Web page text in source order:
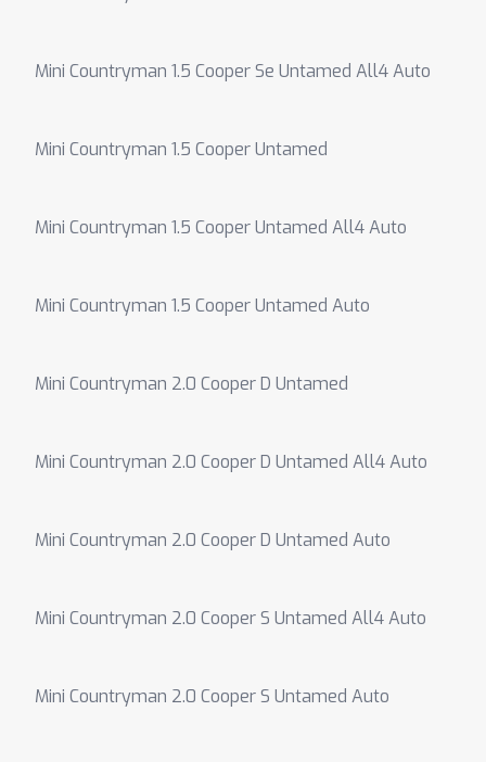
Mini Countryman 1.5 Cooper Se Untamed All4 Auto
Mini Countryman 1.5 Cooper Untamed
Mini Countryman 1.5 Cooper Untamed All4 Auto
Mini Countryman 1.5 Cooper Untamed Auto
Mini Countryman 2.0 Cooper D Untamed
Mini Countryman 2.0 Cooper D Untamed All4 Auto
Mini Countryman 2.0 Cooper D Untamed Auto
Mini Countryman 2.0 Cooper S Untamed All4 Auto
Mini Countryman 2.0 Cooper S Untamed Auto